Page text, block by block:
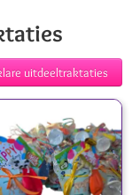
elk moment
uitdeeltraktaties